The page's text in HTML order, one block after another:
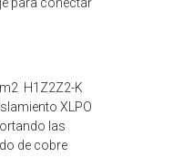
H1Z2Z2-K
XLPO
las
de cobre